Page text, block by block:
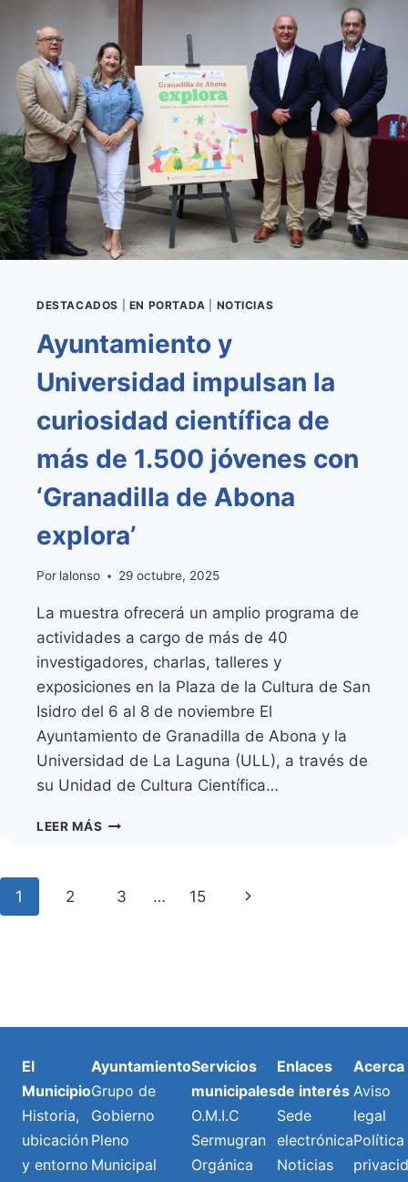
LOS
JÓVENES
ESTUDIANTES
DESTACADOS EN PORTADA NOTICIAS
Ayuntamiento y
Universidad impulsan la
curiosidad científica de
más de 1.500 jóvenes con
‘Granadilla de Abona
explora’
Por lalonso 29 octubre, 2025
La muestra ofrecerá un amplio programa de
actividades a cargo de más de 40
investigadores, charlas, talleres y
exposiciones en la Plaza de la Cultura de San
Isidro del 6 al 8 de noviembre El
Ayuntamiento de Granadilla de Abona y la
Universidad de La Laguna (ULL), a través de
su Unidad de Cultura Científica…
LEER MÁS AYUNTAMIENTO
LA
‘GRANADILLA
DE
ABONA
Navegación
1 2 3 … 15
Next
El
Municipio
Historia,
ubicación
y entorno
Ayuntamiento
Grupo de
Gobierno
Pleno
Municipal
Servicios
municipales
O.M.I.C
Sermugran
Orgánica
Enlaces
de interés
Sede
electrónica
Noticias
Acerca
Aviso
legal
Política